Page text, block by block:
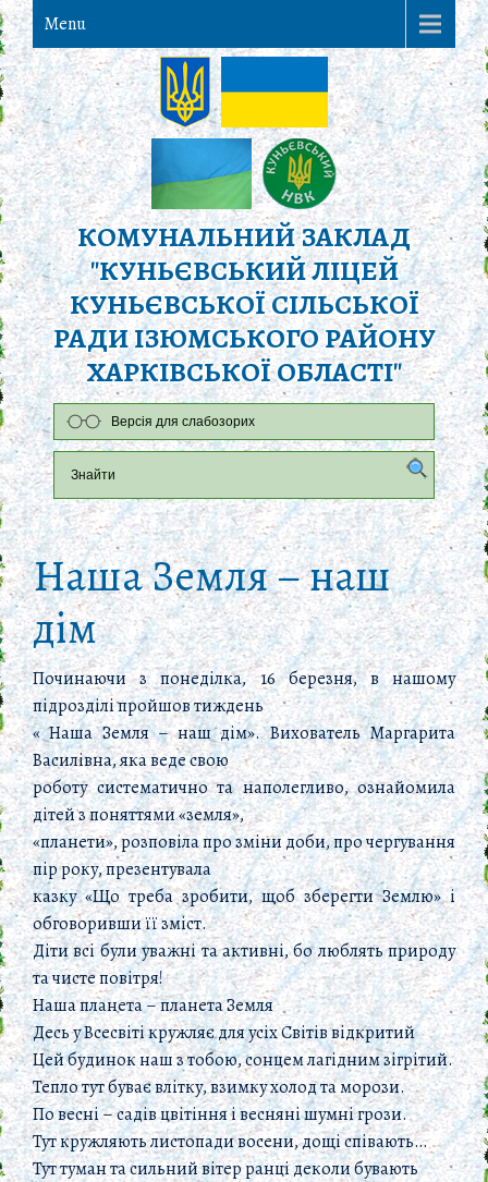
Menu
КОМУНАЛЬНИЙ ЗАКЛАД
"КУНЬЄВСЬКИЙ ЛІЦЕЙ
КУНЬЄВСЬКОЇ СІЛЬСЬКОЇ
РАДИ ІЗЮМСЬКОГО РАЙОНУ
ХАРКІВСЬКОЇ ОБЛАСТІ"
Версія для слабозорих
Наша Земля – наш
дім
Починаючи з понеділка, 16 березня, в нашому
підрозділі пройшов тиждень
« Наша Земля – наш дім». Вихователь Маргарита
Василівна, яка веде свою
роботу систематично та наполегливо, ознайомила
дітей з поняттями «земля»,
«планети», розповіла про зміни доби, про чергування
пір року, презентувала
казку «Що треба зробити, щоб зберегти Землю» і
обговоривши її зміст.
Діти всі були уважні та активні, бо люблять природу
та чисте повітря!
Наша планета – планета Земля
Десь у Всесвіті кружляє для усіх Світів відкритий
Цей будинок наш з тобою, сонцем лагідним зігрітий.
Тепло тут буває влітку, взимку холод та морози.
По весні – садів цвітіння і весняні шумні грози.
Тут кружляють листопади восени, дощі співають…
Тут туман та сильний вітер ранці деколи бувають